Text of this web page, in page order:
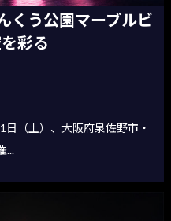
う公園マーブルビ
彩る
（土）、大阪府泉佐野市・
...